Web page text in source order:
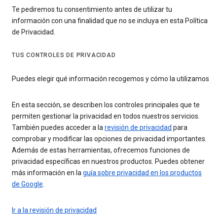
Te pediremos tu consentimiento antes de utilizar tu
información con una finalidad que no se incluya en esta Política
de Privacidad.
TUS CONTROLES DE PRIVACIDAD
Puedes elegir qué información recogemos y cómo la utilizamos
En esta sección, se describen los controles principales que te
permiten gestionar la privacidad en todos nuestros servicios.
También puedes acceder a la revisión de privacidad para
comprobar y modificar las opciones de privacidad importantes.
Además de estas herramientas, ofrecemos funciones de
privacidad específicas en nuestros productos. Puedes obtener
más información en la guía sobre privacidad en los productos
de Google
Ir a la revisión de privacidad